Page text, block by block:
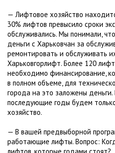
— Лифтовое хозяйство
30% лифтов превысило сроки
обслуживались. Мы понимали,
деньги с Харьковчан за
ремонтировать и обслуживать
Харьковгорлифт. Более 120
необходимо финансирование,
в полном объеме, для
города на это заложены
последующие годы будем
хозяйство.
— В вашей предвыборной
работающие лифты. Вопрос: